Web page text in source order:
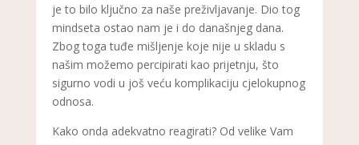
je to bilo ključno za naše preživljavanje. Dio tog
mindseta ostao nam je i do današnjeg dana.
Zbog toga tuđe mišljenje koje nije u skladu s
našim možemo percipirati kao prijetnju, što
sigurno vodi u još veću komplikaciju cjelokupnog
odnosa.
Kako onda adekvatno reagirati? Od velike Vam